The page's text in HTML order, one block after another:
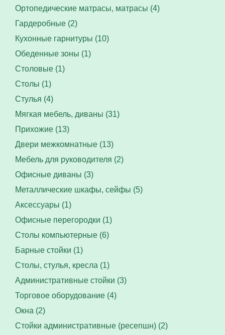
Ортопедические матрасы, матрасы (4)
Гардеробные (2)
Кухонные гарнитуры (10)
Обеденные зоны (1)
Столовые (1)
Столы (1)
Стулья (4)
Мягкая мебель, диваны (31)
Прихожие (13)
Двери межкомнатные (13)
Мебель для руководителя (2)
Офисные диваны (3)
Металлические шкафы, сейфы (5)
Аксессуары (1)
Офисные перегородки (1)
Столы компьютерные (6)
Барные стойки (1)
Столы, стулья, кресла (1)
Административные стойки (3)
Торговое оборудование (4)
Окна (2)
Стойки административные (ресепшн) (2)